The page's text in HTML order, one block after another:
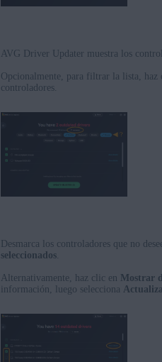
AVG Driver Updater muestra los
Opcionalmente, para filtrar la lista, haz
controladores.
Desmarca los controladores que no
seleccionados.
Alternativamente, haz clic en Mostrar
información, luego selecciona